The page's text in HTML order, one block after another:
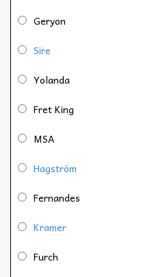
Geryon
Sire
Yolanda
Fret King
MSA
Hagström
Fernandes
Kramer
Furch